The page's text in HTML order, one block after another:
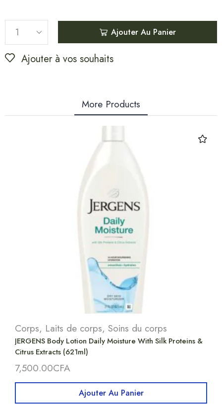
Ajouter Au Panier
Ajouter à vos souhaits
More Products
Corps, Laits de corps, Soins du corps
JERGENS Body Lotion Daily Moisture With Silk Proteins &
Citrus Extracts (621ml)
7,500.00CFA
Ajouter Au Panier